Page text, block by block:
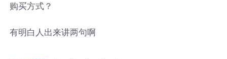
购买方式？
有明白人出来讲两句啊